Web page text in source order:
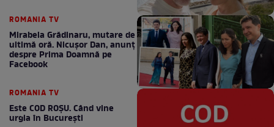
ROMANIA TV
Mirabela Grădinaru, mutare de
ultimă oră. Nicuşor Dan, anunţ
despre Prima Doamnă pe
Facebook
ROMANIA TV
Este COD ROŞU. Când vine
urgia în Bucureşti